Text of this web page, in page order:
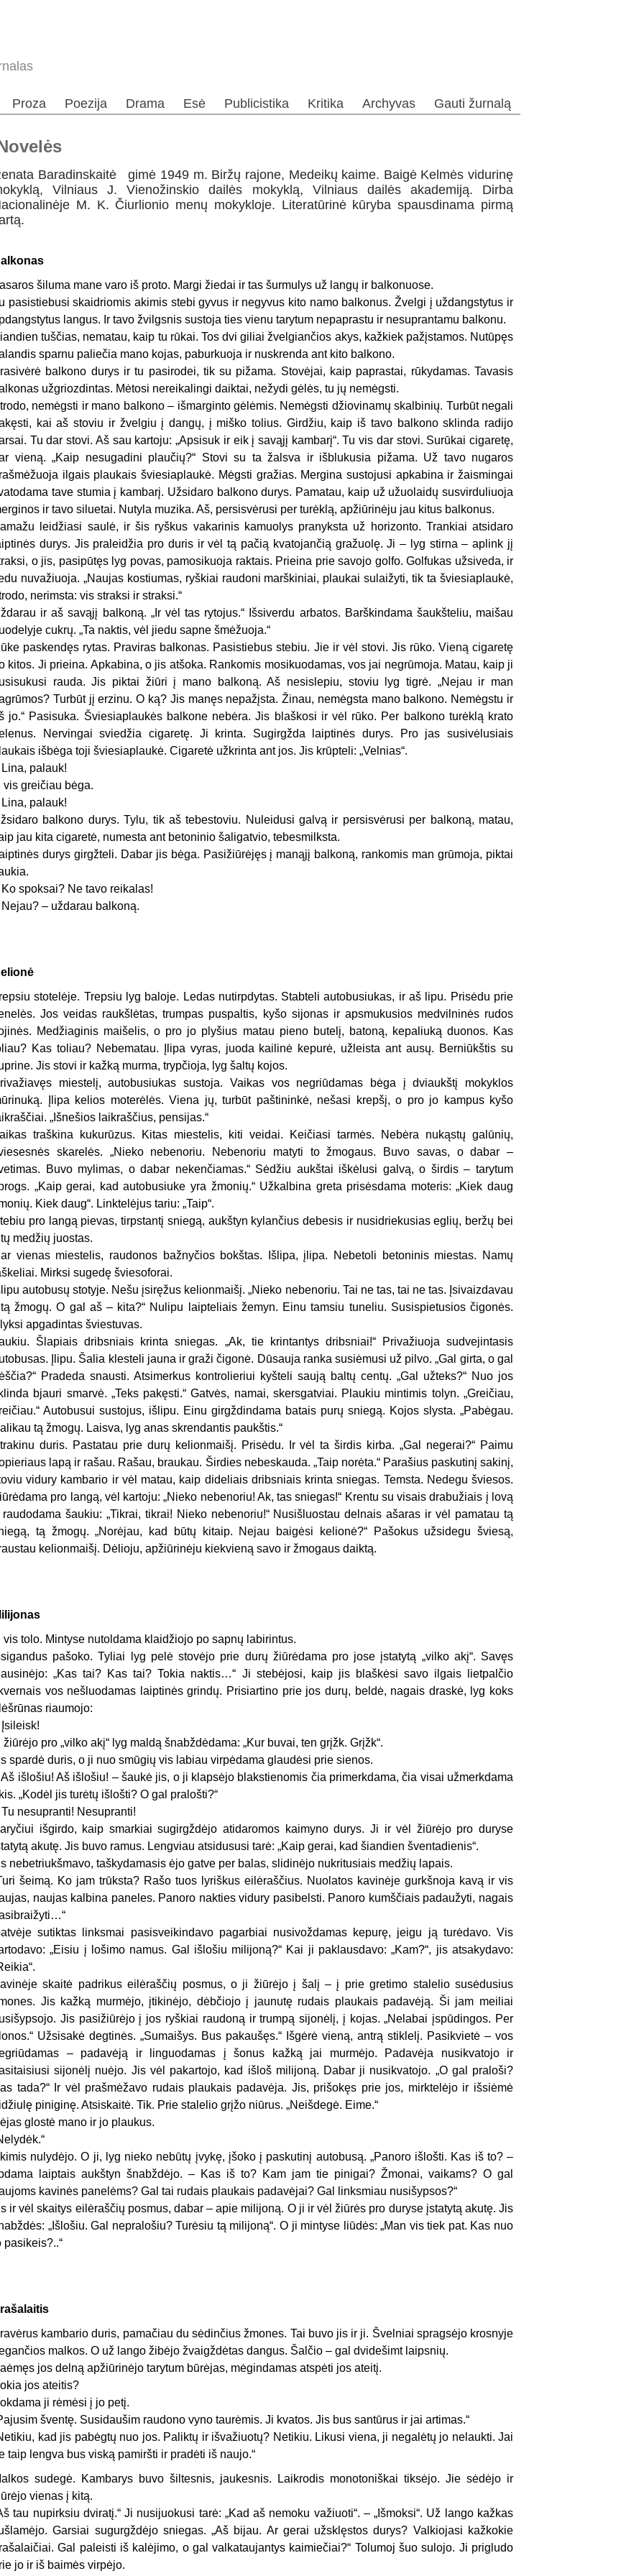
Proza Poezija Drama Esė Publicistika Kritika Archyvas Gauti žurnalą
Baradinskaitė gimė 1949 m. Biržų rajone, Medeikų kaime. Baigė Kelmės vidurinę
Vilniaus J. Vienožinskio dailės mokyklą, Vilniaus dailės akademiją. Dirba
M. K. Čiurlionio menų mokykloje. Literatūrinė kūryba spausdinama pirmą
šiluma mane varo iš proto. Margi žiedai ir tas šurmulys už langų ir balkonuose.
pasistiebusi skaidriomis akimis stebi gyvus ir negyvus kito namo balkonus. Žvelgi į uždangstytus ir
langus. Ir tavo žvilgsnis sustoja ties vienu tarytum nepaprastu ir nesuprantamu balkonu.
tuščias, nematau, kaip tu rūkai. Tos dvi giliai žvelgiančios akys, kažkiek pažįstamos. Nutūpęs
sparnu paliečia mano kojas, paburkuoja ir nuskrenda ant kito balkono.
balkono durys ir tu pasirodei, tik su pižama. Stovėjai, kaip paprastai, rūkydamas. Tavasis
užgriozdintas. Mėtosi nereikalingi daiktai, nežydi gėlės, tu jų nemėgsti.
nemėgsti ir mano balkono – išmarginto gėlėmis. Nemėgsti džiovinamų skalbinių. Turbūt negali
kai aš stoviu ir žvelgiu į dangų, į miško tolius. Girdžiu, kaip iš tavo balkono sklinda radijo
Tu dar stovi. Aš sau kartoju: „Apsisuk ir eik į savąjį kambarį“. Tu vis dar stovi. Surūkai cigaretę,
vieną. „Kaip nesugadini plaučių?“ Stovi su ta žalsva ir išblukusia pižama. Už tavo nugaros
ilgais plaukais šviesiaplaukė. Mėgsti gražias. Mergina sustojusi apkabina ir žaismingai
tave stumia į kambarį. Užsidaro balkono durys. Pamatau, kaip už užuolaidų susvirduliuoja
ir tavo siluetai. Nutyla muzika. Aš, persisvėrusi per turėklą, apžiūrinėju jau kitus balkonus.
leidžiasi saulė, ir šis ryškus vakarinis kamuolys pranyksta už horizonto. Trankiai atsidaro
durys. Jis praleidžia pro duris ir vėl tą pačią kvatojančią gražuolę. Ji – lyg stirna – aplink jį
o jis, pasipūtęs lyg povas, pamosikuoja raktais. Prieina prie savojo golfo. Golfukas užsiveda, ir
nuvažiuoja. „Naujas kostiumas, ryškiai raudoni marškiniai, plaukai sulaižyti, tik ta šviesiaplaukė,
nerimsta: vis straksi ir straksi.“
ir aš savąjį balkoną. „Ir vėl tas rytojus.“ Išsiverdu arbatos. Barškindama šaukšteliu, maišau
cukrų. „Ta naktis, vėl jiedu sapne šmėžuoja.“
paskendęs rytas. Praviras balkonas. Pasistiebus stebiu. Jie ir vėl stovi. Jis rūko. Vieną cigaretę
kitos. Ji prieina. Apkabina, o jis atšoka. Rankomis mosikuodamas, vos jai negrūmoja. Matau, kaip ji
rauda. Jis piktai žiūri į mano balkoną. Aš nesislepiu, stoviu lyg tigrė. „Nejau ir man
Turbūt jį erzinu. O ką? Jis manęs nepažįsta. Žinau, nemėgsta mano balkono. Nemėgstu ir
jo.“ Pasisuka. Šviesiaplaukės balkone nebėra. Jis blaškosi ir vėl rūko. Per balkono turėklą krato
Nervingai sviedžia cigaretę. Ji krinta. Sugirgžda laiptinės durys. Pro jas susivėlusiais
išbėga toji šviesiaplaukė. Cigaretė užkrinta ant jos. Jis krūpteli: „Velnias“.
palauk!
vis greičiau bėga.
palauk!
balkono durys. Tylu, tik aš tebestoviu. Nuleidusi galvą ir persisvėrusi per balkoną, matau,
jau kita cigaretė, numesta ant betoninio šaligatvio, tebesmilksta.
durys girgžteli. Dabar jis bėga. Pasižiūrėjęs į manąjį balkoną, rankomis man grūmoja, piktai
spoksai? Ne tavo reikalas!
– uždarau balkoną.
stotelėje. Trepsiu lyg baloje. Ledas nutirpdytas. Stabteli autobusiukas, ir aš lipu. Prisėdu prie
Jos veidas raukšlėtas, trumpas puspaltis, kyšo sijonas ir apsmukusios medvilninės rudos
Medžiaginis maišelis, o pro jo plyšius matau pieno butelį, batoną, kepaliuką duonos. Kas
Kas toliau? Nebematau. Įlipa vyras, juoda kailinė kepurė, užleista ant ausų. Berniūkštis su
Jis stovi ir kažką murma, trypčioja, lyg šaltų kojos.
miestelį, autobusiukas sustoja. Vaikas vos negriūdamas bėga į dviaukštį mokyklos
Įlipa kelios moterėlės. Viena jų, turbūt paštininkė, nešasi krepšį, o pro jo kampus kyšo
„Išnešios laikraščius, pensijas.“
traškina kukurūzus. Kitas miestelis, kiti veidai. Keičiasi tarmės. Nebėra nukąstų galūnių,
skarelės. „Nieko nebenoriu. Nebenoriu matyti to žmogaus. Buvo savas, o dabar –
Buvo mylimas, o dabar nekenčiamas.“ Sėdžiu aukštai iškėlusi galvą, o širdis – tarytum
„Kaip gerai, kad autobusiuke yra žmonių.“ Užkalbina greta prisėsdama moteris: „Kiek daug
Kiek daug“. Linktelėjus tariu: „Taip“.
pro langą pievas, tirpstantį sniegą, aukštyn kylančius debesis ir nusidriekusias eglių, beržų bei
medžių juostas.
vienas miestelis, raudonos bažnyčios bokštas. Išlipa, įlipa. Nebetoli betoninis miestas. Namų
Mirksi sugedę šviesoforai.
autobusų stotyje. Nešu įsiręžus kelionmaišį. „Nieko nebenoriu. Tai ne tas, tai ne tas. Įsivaizdavau
žmogų. O gal aš – kita?“ Nulipu laipteliais žemyn. Einu tamsiu tuneliu. Susispietusios čigonės.
apgadintas šviestuvas.
Šlapiais dribsniais krinta sniegas. „Ak, tie krintantys dribsniai!“ Privažiuoja sudvejintasis
Įlipu. Šalia klesteli jauna ir graži čigonė. Dūsauja ranka susiėmusi už pilvo. „Gal girta, o gal
Pradeda snausti. Atsimerkus kontrolieriui kyšteli saują baltų centų. „Gal užteks?“ Nuo jos
bjauri smarvė. „Teks pakęsti.“ Gatvės, namai, skersgatviai. Plaukiu mintimis tolyn. „Greičiau,
Autobusui sustojus, išlipu. Einu girgždindama batais purų sniegą. Kojos slysta. „Pabėgau.
tą žmogų. Laisva, lyg anas skrendantis paukštis.“
duris. Pastatau prie durų kelionmaišį. Prisėdu. Ir vėl ta širdis kirba. „Gal negerai?“ Paimu
lapą ir rašau. Rašau, braukau. Širdies nebeskauda. „Taip norėta.“ Parašius paskutinį sakinį,
vidury kambario ir vėl matau, kaip dideliais dribsniais krinta sniegas. Temsta. Nedegu šviesos.
pro langą, vėl kartoju: „Nieko nebenoriu! Ak, tas sniegas!“ Krentu su visais drabužiais į lovą
raudodama šaukiu: „Tikrai, tikrai! Nieko nebenoriu!“ Nusišluostau delnais ašaras ir vėl pamatau tą
tą žmogų. „Norėjau, kad būtų kitaip. Nejau baigėsi kelionė?“ Pašokus užsidegu šviesą,
kelionmaišį. Dėlioju, apžiūrinėju kiekvieną savo ir žmogaus daiktą.
vis tolo. Mintyse nutoldama klaidžiojo po sapnų labirintus.
pašoko. Tyliai lyg pelė stovėjo prie durų žiūrėdama pro jose įstatytą „vilko akį“. Savęs
„Kas tai? Kas tai? Tokia naktis…“ Ji stebėjosi, kaip jis blaškėsi savo ilgais lietpalčio
vos nešluodamas laiptinės grindų. Prisiartino prie jos durų, beldė, nagais draskė, lyg koks
riaumojo:
žiūrėjo pro „vilko akį“ lyg maldą šnabždėdama: „Kur buvai, ten grįžk. Grįžk“.
spardė duris, o ji nuo smūgių vis labiau virpėdama glaudėsi prie sienos.
išlošiu! Aš išlošiu! – šaukė jis, o ji klapsėjo blakstienomis čia primerkdama, čia visai užmerkdama
„Kodėl jis turėtų išlošti? O gal pralošti?“
nesupranti! Nesupranti!
išgirdo, kaip smarkiai sugirgždėjo atidaromos kaimyno durys. Ji ir vėl žiūrėjo pro duryse
akutę. Jis buvo ramus. Lengviau atsidususi tarė: „Kaip gerai, kad šiandien šventadienis“.
nebetriukšmavo, taškydamasis ėjo gatve per balas, slidinėjo nukritusiais medžių lapais.
šeimą. Ko jam trūksta? Rašo tuos lyriškus eilėraščius. Nuolatos kavinėje gurkšnoja kavą ir vis
naujas kalbina paneles. Panoro nakties vidury pasibelsti. Panoro kumščiais padaužyti, nagais
sutiktas linksmai pasisveikindavo pagarbiai nusivoždamas kepurę, jeigu ją turėdavo. Vis
„Eisiu į lošimo namus. Gal išlošiu milijoną?“ Kai ji paklausdavo: „Kam?“, jis atsakydavo:
skaitė padrikus eilėraščių posmus, o ji žiūrėjo į šalį – į prie gretimo stalelio susėdusius
Jis kažką murmėjo, įtikinėjo, dėbčiojo į jaunutę rudais plaukais padavėją. Ši jam meiliai
Jis pasižiūrėjo į jos ryškiai raudoną ir trumpą sijonėlį, į kojas. „Nelabai įspūdingos. Per
Užsisakė degtinės. „Sumaišys. Bus pakaušęs.“ Išgėrė vieną, antrą stiklelį. Pasikvietė – vos
– padavėją ir linguodamas į šonus kažką jai murmėjo. Padavėja nusikvatojo ir
sijonėlį nuėjo. Jis vėl pakartojo, kad išloš milijoną. Dabar ji nusikvatojo. „O gal praloši?
tada?“ Ir vėl prašmėžavo rudais plaukais padavėja. Jis, prišokęs prie jos, mirktelėjo ir išsiėmė
piniginę. Atsiskaitė. Tik. Prie stalelio grįžo niūrus. „Neišdegė. Eime.“
glostė mano ir jo plaukus.
nulydėjo. O ji, lyg nieko nebūtų įvykę, įšoko į paskutinį autobusą. „Panoro išlošti. Kas iš to? –
laiptais aukštyn šnabždėjo. – Kas iš to? Kam jam tie pinigai? Žmonai, vaikams? O gal
kavinės panelėms? Gal tai rudais plaukais padavėjai? Gal linksmiau nusišypsos?“
ir vėl skaitys eilėraščių posmus, dabar – apie milijoną. O ji ir vėl žiūrės pro duryse įstatytą akutę. Jis
„Išlošiu. Gal nepralošiu? Turėsiu tą milijoną“. O ji mintyse liūdės: „Man vis tiek pat. Kas nuo
pasikeis?..“
kambario duris, pamačiau du sėdinčius žmones. Tai buvo jis ir ji. Švelniai spragsėjo krosnyje
malkos. O už lango žibėjo žvaigždėtas dangus. Šalčio – gal dvidešimt laipsnių.
jos delną apžiūrinėjo tarytum būrėjas, mėgindamas atspėti jos ateitį.
jos ateitis?
ji rėmėsi į jo petį.
šventę. Susidaušim raudono vyno taurėmis. Ji kvatos. Jis bus santūrus ir jai artimas.“
kad jis pabėgtų nuo jos. Paliktų ir išvažiuotų? Netikiu. Likusi viena, ji negalėtų jo nelaukti. Jai
taip lengva bus viską pamiršti ir pradėti iš naujo.“
sudegė. Kambarys buvo šiltesnis, jaukesnis. Laikrodis monotoniškai tiksėjo. Jie sėdėjo ir
vienas į kitą.
tau nupirksiu dviratį.“ Ji nusijuokusi tarė: „Kad aš nemoku važiuoti“. – „Išmoksi“. Už lango kažkas
Garsiai sugurgždėjo sniegas. „Aš bijau. Ar gerai užsklęstos durys? Valkiojasi kažkokie
Gal paleisti iš kalėjimo, o gal valkataujantys kaimiečiai?“ Tolumoj šuo sulojo. Ji prigludo
jo ir iš baimės virpėjo.